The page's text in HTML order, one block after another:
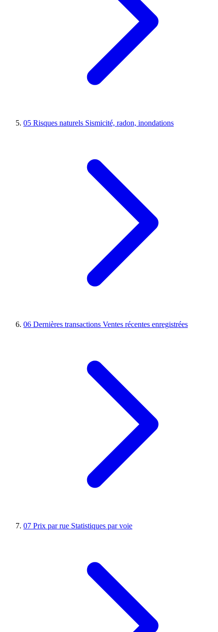
05 Risques naturels Sismicité, radon, inondations
06 Dernières transactions Ventes récentes enregistrées
07 Prix par rue Statistiques par voie